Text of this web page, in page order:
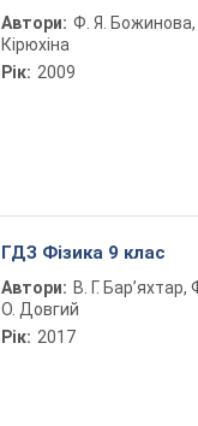
Автори: Ф. Я. Божинова,
Кірюхіна
Рік: 2009
ГДЗ Фізика 9 клас
Автори: В. Г.
О. Довгий
Рік: 2017